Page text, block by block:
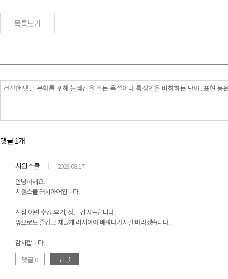
목록보기
댓글 1개
시원스쿨
2023.08.17
안녕하세요.
시원스쿨 러시아어입니다.
진심 어린 수강 후기, 정말 감사드립니다.
앞으로도 즐겁고 재밌게 러시아어 배워나가시길 바라겠습니다.
감사합니다.
댓글 0
답글